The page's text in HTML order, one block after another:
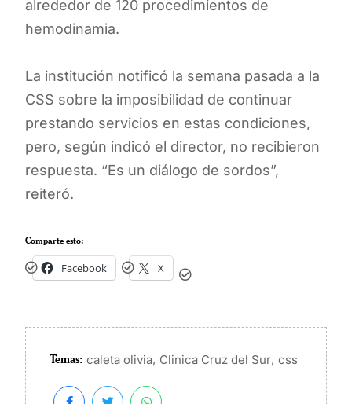
alrededor de 120 procedimientos de
hemodinamia.
La institución notificó la semana pasada a la
CSS sobre la imposibilidad de continuar
prestando servicios en estas condiciones,
pero, según indicó el director, no recibieron
respuesta. “Es un diálogo de sordos”,
reiteró.
Comparte esto:
Facebook X
Temas: caleta olivia, Clinica Cruz del Sur, css